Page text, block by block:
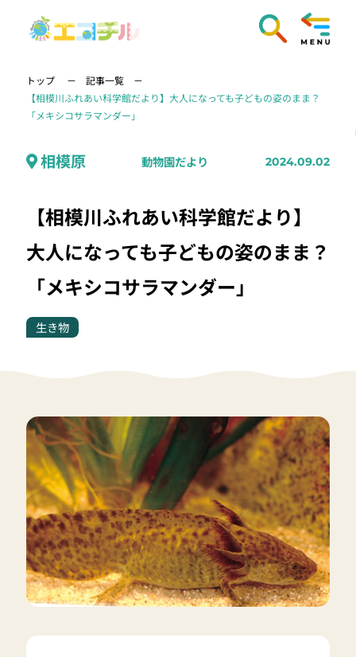
トップ
記事一覧
【相模川ふれあい科学館だより】大人になっても子どもの姿のまま？
「メキシコサラマンダー」
相模原 動物園だより 2024.09.02
【相模川ふれあい科学館だより】
大人になっても子どもの姿のまま？
「メキシコサラマンダー」
生き物